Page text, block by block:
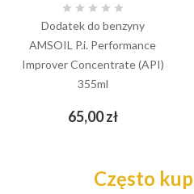
    
Dodatek do benzyny
AMSOIL P.i. Performance
Improver Concentrate (API)
355ml
65,00 złCena
Często